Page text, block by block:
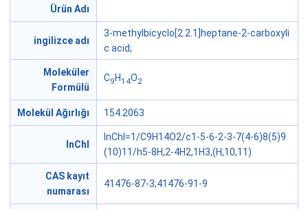
Ürün Adı
ingilizce adı
3-methylbicyclo[2.2.1]heptane-2-carboxyli
c acid;
Moleküler
Formülü
C9 H14O2
Molekül Ağırlığı 154.2063
InChI
InChI=1/C9H14O2/c1-5-6-2-3-7(4-6)8(5)9
(10)11/h5-8H,2-4H2,1H3,(H,10,11)
CAS kayıt
numarası
41476-87-3;41476-91-9